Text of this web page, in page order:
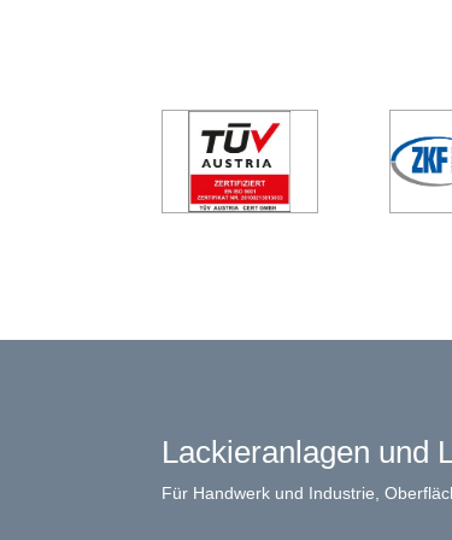
Lackieranlagen und
Für Handwerk und Industrie,